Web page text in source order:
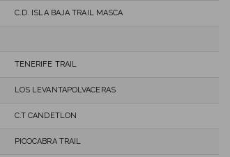
C.D. ISLA BAJA TRAIL MASCA
TENERIFE TRAIL
LOS LEVANTAPOLVACERAS
C.T CANDETLON
PICOCABRA TRAIL